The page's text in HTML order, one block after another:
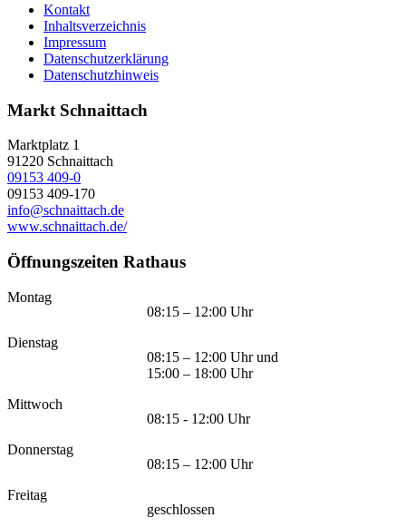
Kontakt
Inhaltsverzeichnis
Impressum
Datenschutzerklärung
Datenschutzhinweis
Markt Schnaittach
Marktplatz 1
91220 Schnaittach
09153 409-0
09153 409-170
info@schnaittach.de
www.schnaittach.de/
Öffnungszeiten Rathaus
Montag
08:15 – 12:00 Uhr
Dienstag
08:15 – 12:00 Uhr und
15:00 – 18:00 Uhr
Mittwoch
08:15 - 12:00 Uhr
Donnerstag
08:15 – 12:00 Uhr
Freitag
geschlossen